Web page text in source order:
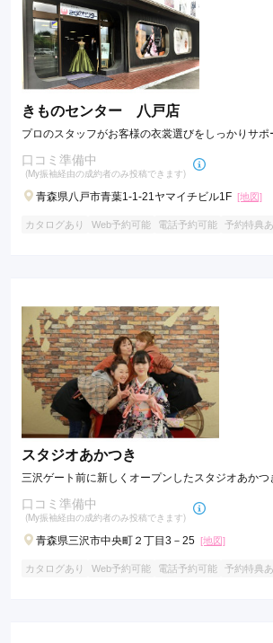
きものセンター 八戸店
プロのスタッフがお客様の衣裳選びをしっかりサ
口コミ準備中
(My振袖経由の成約者のみ投稿できます)
青森県八戸市青葉1-1-21ヤマイチビル1F [地図]
カタログあり Web予約可能 電話予約可能 予約特典
スタジオあかつき
三沢ゲート前に新しくオープンしたスタジオあか
口コミ準備中
(My振袖経由の成約者のみ投稿できます)
青森県三沢市中央町２丁目3－25 [地図]
カタログあり Web予約可能 電話予約可能 予約特典